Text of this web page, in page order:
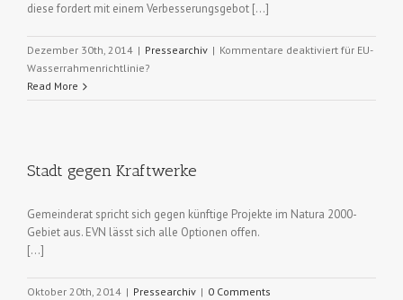
diese fordert mit einem Verbesserungsgebot […]
Dezember 30th, 2014 | Pressearchiv | Kommentare deaktiviert für EU-
Wasserrahmenrichtlinie?
Read More
Stadt gegen Kraftwerke
Gemeinderat spricht sich gegen künftige Projekte im Natura 2000-
Gebiet aus. EVN lässt sich alle Optionen offen.
[…]
Oktober 20th, 2014 | Pressearchiv | 0 Comments